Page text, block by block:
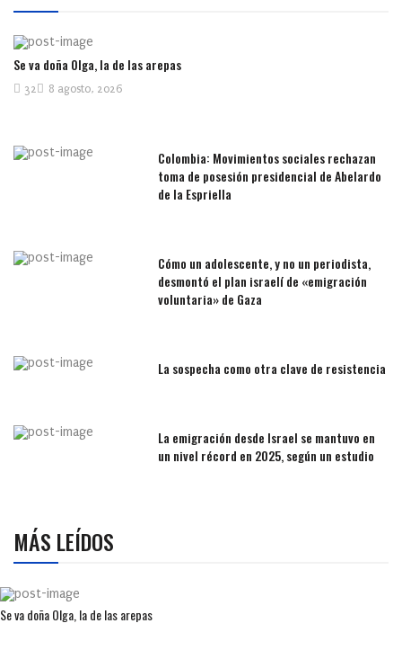
Se va doña Olga, la de las arepas
8 agosto, 2026
32
Colombia: Movimientos sociales rechazan
toma de posesión presidencial de Abelardo
de la Espriella
Cómo un adolescente, y no un periodista,
desmontó el plan israelí de «emigración
voluntaria» de Gaza
La sospecha como otra clave de resistencia
La emigración desde Israel se mantuvo en
un nivel récord en 2025, según un estudio
MÁS LEÍDOS
Se va doña Olga, la de las arepas